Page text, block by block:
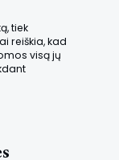
tiek
reiškia, kad
visą jų